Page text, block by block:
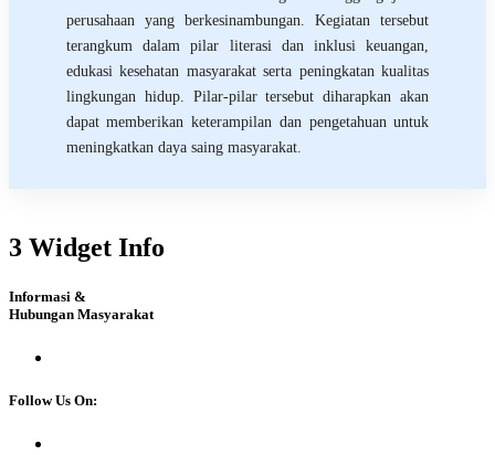
perusahaan yang berkesinambungan. Kegiatan tersebut
terangkum dalam pilar literasi dan inklusi keuangan,
edukasi kesehatan masyarakat serta peningkatan kualitas
lingkungan hidup. Pilar-pilar tersebut diharapkan akan
dapat memberikan keterampilan dan pengetahuan untuk
meningkatkan daya saing masyarakat.
3 Widget Info
Informasi &
Hubungan Masyarakat
Follow Us On: